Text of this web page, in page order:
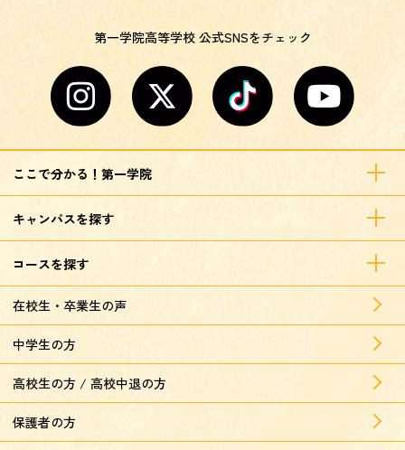
第一学院高等学校 公式SNSをチェック
ここで分かる！第一学院
キャンパスを探す
コースを探す
在校生・卒業生の声
中学生の方
高校生の方 / 高校中退の方
保護者の方